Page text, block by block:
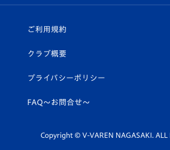
ホームタウン
平和祈念活動
ホームタウン活動
U-18
スクール
ヴィヴィくんインスタグラム
公式LINE＠
ご利用規約
クラブ概要
プライバシーポリシー
FAQ〜お問合せ〜
Copyright © V-VAREN NAGASAKI. ALL